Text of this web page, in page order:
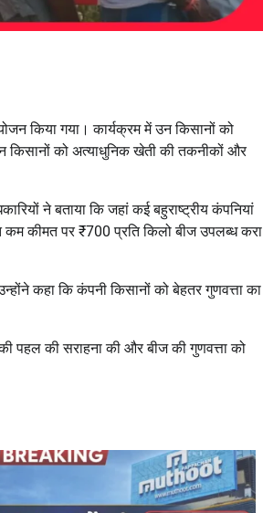
किया गया। कार्यक्रम में उन किसानों को
किसानों को अत्याधुनिक खेती की तकनीकों और
ने बताया कि जहां कई बहुराष्ट्रीय कंपनियां
कीमत पर ₹700 प्रति किलो बीज उपलब्ध करा
कहा कि कंपनी किसानों को बेहतर गुणवत्ता का
पहल की सराहना की और बीज की गुणवत्ता को